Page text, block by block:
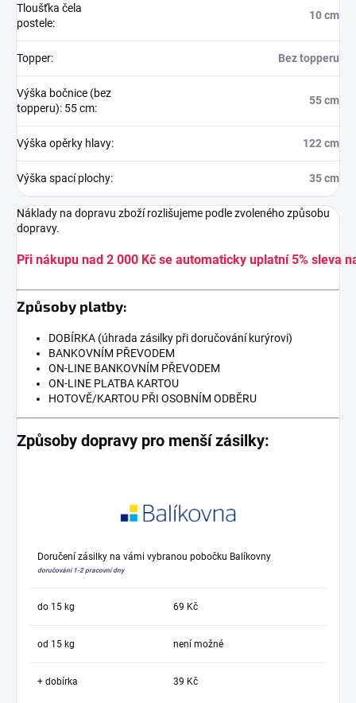
Tloušťka čela
postele:
10 cm
Topper: Bez topperu
Výška bočnice (bez
topperu): 55 cm:
55 cm
Výška opěrky hlavy: 122 cm
Výška spací plochy: 35 cm
Náklady na dopravu zboží rozlišujeme podle zvoleného způsobu
dopravy.
Při nákupu nad 2 000 Kč se automaticky uplatní 5% sleva
Způsoby platby:
DOBÍRKA (úhrada zásilky při doručování kurýrovi)
BANKOVNÍM PŘEVODEM
ON-LINE BANKOVNÍM PŘEVODEM
ON-LINE PLATBA KARTOU
HOTOVĚ/KARTOU PŘI OSOBNÍM ODBĚRU
Způsoby dopravy pro menší zásilky:
Doručení zásilky na vámi vybranou pobočku Balíkovny
doručování 1-2 pracovní dny
do 15 kg 69 Kč
od 15 kg není možné
+ dobírka 39 Kč